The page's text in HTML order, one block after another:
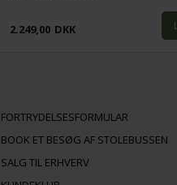
2.249,00 DKK
FORTRYDELSESFORMULAR
BOOK ET BESØG AF STOLEBUSSEN
SALG TIL ERHVERV